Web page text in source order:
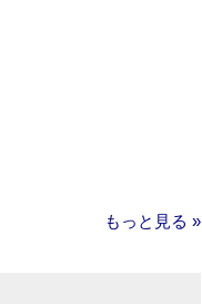
もっと見る »